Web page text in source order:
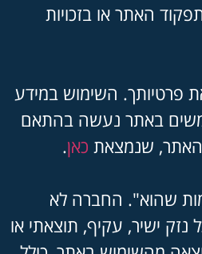
האתר או בזכויות
פרטיותך. השימוש במידע
באתר נעשה בהתאם
האתר, שנמצאת כאן.
שהוא". החברה לא
ישיר, עקיף, תוצאתי או